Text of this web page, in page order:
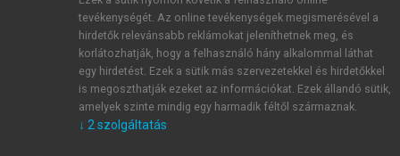
JELSZÓ ÚJRA
Kérek értesítést a MeRSZ újdonságairól, akcióiról.
Kérek értesítést az Akadémiai Kiadó Zrt. újdonságairól,
tevékenységét. Az online tevékenységek megismerésével a
hirdetők relevánsabb reklámokat jeleníthetnek meg, és
korlátozhatják, hogy a felhasználó hány alkalommal láthat
egy hirdetést. Ezek a sütik más szervezetekkel és hirdetőkkel
is megoszthatják ezeket az információkat. Ezek állandó sütik,
amelyek szinte mindig egy harmadik féltől származnak.
↓ 2 szolgáltatás